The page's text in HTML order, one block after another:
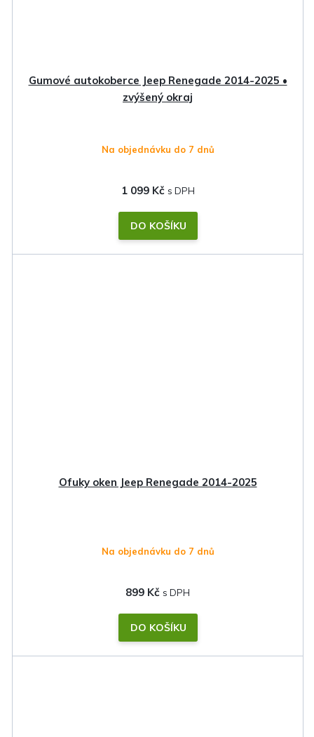
Gumové autokoberce Jeep Renegade 2014-2025 •
zvýšený okraj
Na objednávku do 7 dnů
1 099 Kč
DO KOŠÍKU
Ofuky oken Jeep Renegade 2014-2025
Na objednávku do 7 dnů
899 Kč
DO KOŠÍKU